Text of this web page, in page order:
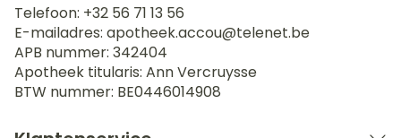
Telefoon: +32 56 71 13 56
E-mailadres: apotheek.accou@telenet.be
APB nummer: 342404
Apotheek titularis: Ann Vercruysse
BTW nummer: BE0446014908